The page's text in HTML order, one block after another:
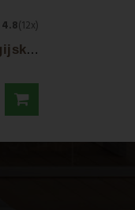
4.8(12x)
V
zglavnik 35x45 antialergijski EMI standard